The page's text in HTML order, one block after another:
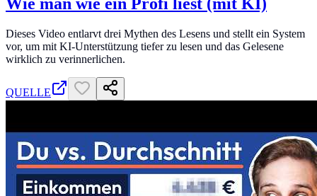
Dieses Video entlarvt drei Mythen des Lesens und stellt ein System
vor, um mit KI-Unterstützung tiefer zu lesen und das Gelesene
wirklich zu verinnerlichen.
QUELLE